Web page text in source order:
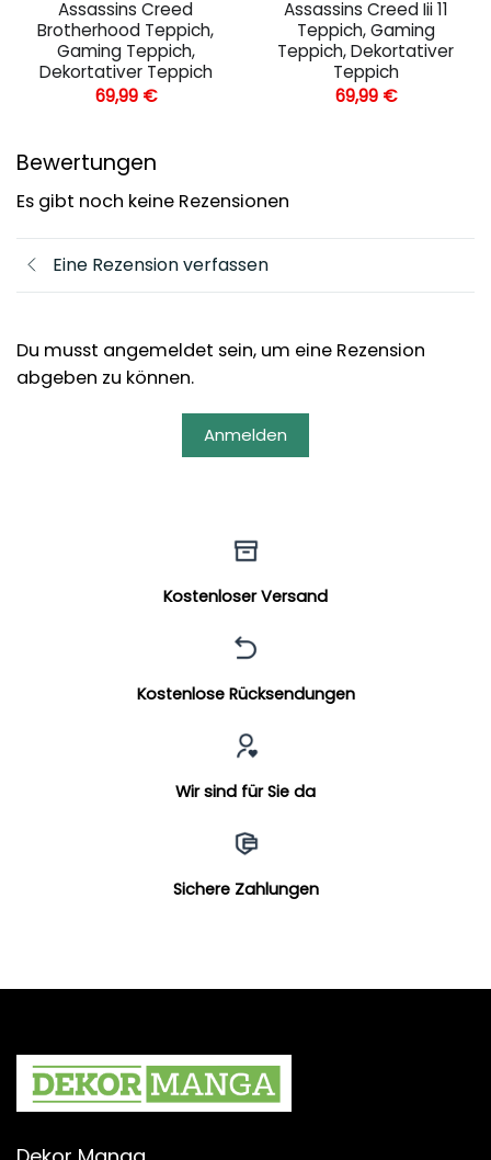
Assassins Creed
Brotherhood Teppich,
Gaming Teppich,
Dekortativer Teppich
69,99 €
Assassins Creed Iii 11
Teppich, Gaming
Teppich, Dekortativer
Teppich
69,99 €
Bewertungen
Es gibt noch keine Rezensionen
Eine Rezension verfassen
Du musst angemeldet sein, um eine Rezension
abgeben zu können.
Anmelden
Kostenloser Versand
Kostenlose Rücksendungen
Wir sind für Sie da
Sichere Zahlungen